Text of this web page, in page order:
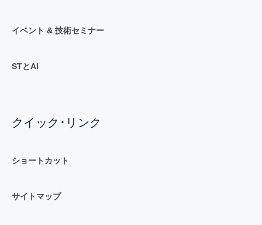
イベント & 技術セミナー
STとAI
クイック･リンク
ショートカット
サイトマップ